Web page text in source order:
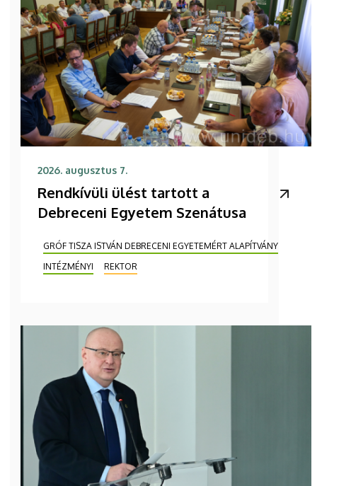
2026. augusztus 7.
Rendkívüli ülést tartott a
Debreceni Egyetem Szenátusa
GRÓF TISZA ISTVÁN DEBRECENI EGYETEMÉRT ALAPÍTVÁNY
INTÉZMÉNYI
REKTOR